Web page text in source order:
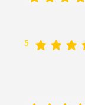
5